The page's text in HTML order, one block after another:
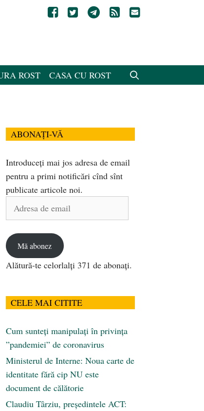
ROST CASA CU ROST
ABONAȚI-VĂ
Introduceți mai jos adresa de email
pentru a primi notificări cînd sînt
publicate articole noi.
Adresa
Mă abonez
Alătură-te celorlalți 371 de abonați.
CELE MAI CITITE
Cum sunteți manipulați în privința
”pandemiei” de coronavirus
Ministerul de Interne: Noua carte de
identitate fără cip NU este
document de călătorie
Claudiu Târziu, președintele ACT: